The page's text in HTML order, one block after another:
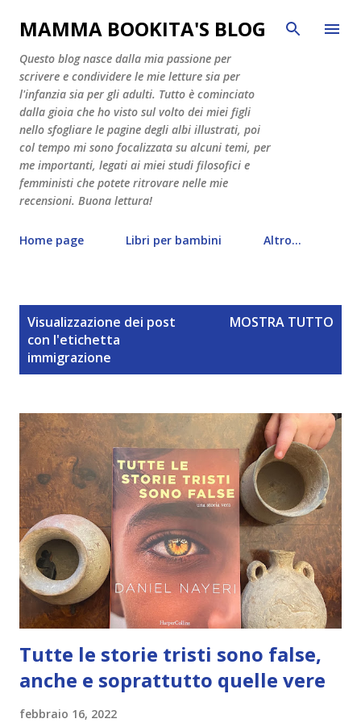
Passa ai contenuti principali
MAMMA BOOKITA'S BLOG
Questo blog nasce dalla mia passione per
scrivere e condividere le mie letture sia per
l'infanzia sia per gli adulti. Tutto è cominciato
dalla gioia che ho visto sul volto dei miei figli
nello sfogliare le pagine degli albi illustrati, poi
col tempo mi sono focalizzata su alcuni temi, per
me importanti, legati ai miei studi filosofici e
femministi che potete ritrovare nelle mie
recensioni. Buona lettura!
Home page Libri per bambini Altro…
Visualizzazione dei post
con l'etichetta
immigrazione
MOSTRA TUTTO
Tutte le storie tristi sono false,
anche e soprattutto quelle vere
febbraio 16, 2022